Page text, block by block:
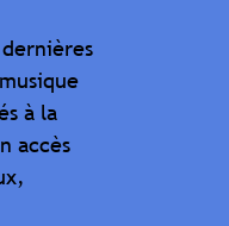
à la
accès